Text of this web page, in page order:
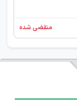
منقضی شده